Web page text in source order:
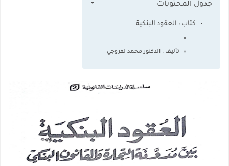
جدول المحتويات
كتاب : العقود البنكية
تأليف : الدكتور محمد لفروجي